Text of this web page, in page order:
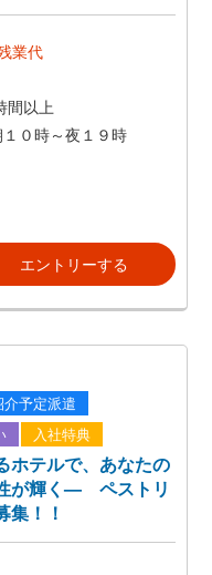
業代
間以上
０時～夜１９時
エントリーする
介予定派遣
入社特典
テルで、あなたの
が輝く— ペストリ
集！！